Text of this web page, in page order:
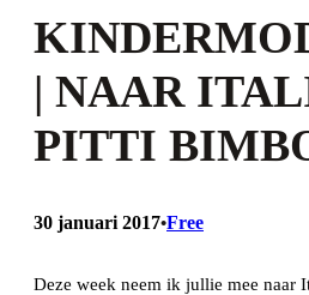
| NAAR
PITTI
30 januari 2017•Free
Deze week neem ik jullie mee naar